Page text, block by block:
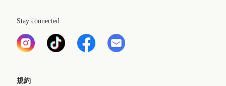
Stay connected
規約